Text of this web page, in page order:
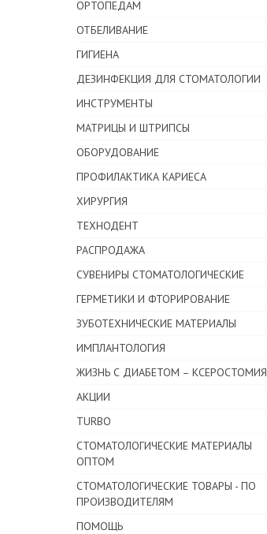
ОРТОПЕДАМ
ОТБЕЛИВАНИЕ
ГИГИЕНА
ДЕЗИНФЕКЦИЯ ДЛЯ СТОМАТОЛОГИИ
ИНСТРУМЕНТЫ
МАТРИЦЫ И ШТРИПСЫ
ОБОРУДОВАНИЕ
ПРОФИЛАКТИКА КАРИЕСА
ХИРУРГИЯ
ТЕХНОДЕНТ
РАСПРОДАЖА
СУВЕНИРЫ СТОМАТОЛОГИЧЕСКИЕ
ГЕРМЕТИКИ И ФТОРИРОВАНИЕ
ЗУБОТЕХНИЧЕСКИЕ МАТЕРИАЛЫ
ИМПЛАНТОЛОГИЯ
ЖИЗНЬ С ДИАБЕТОМ – КСЕРОСТОМИЯ
АКЦИИ
TURBO
СТОМАТОЛОГИЧЕСКИЕ МАТЕРИАЛЫ
ОПТОМ
СТОМАТОЛОГИЧЕСКИЕ ТОВАРЫ - ПО
ПРОИЗВОДИТЕЛЯМ
ПОМОЩЬ